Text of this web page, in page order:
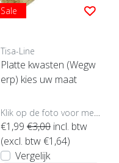
Sale
Tisa-Line
Platte kwasten (Wegw
erp) kies uw maat
€1,99 €3,00 incl. btw
(excl. btw €1,64)
Vergelijk